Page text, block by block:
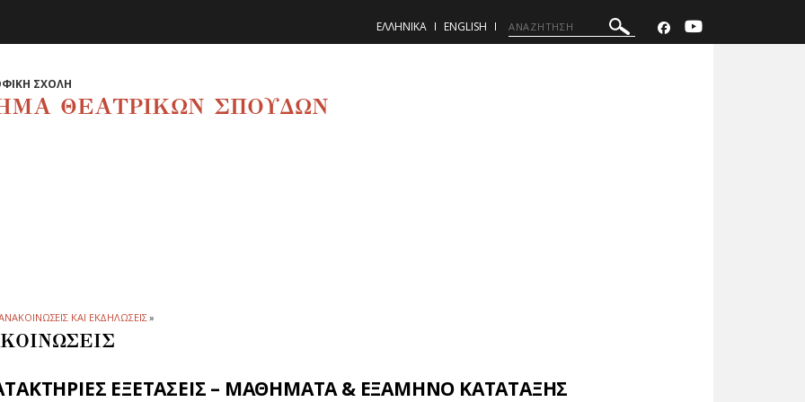
ΕΛΛΗΝΙΚΑ ENGLISH
ΣΧΟΛΗ
ΘΕΑΤΡΙΚΩΝ ΣΠΟΥΔΩΝ
ΚΑΙ ΕΚΔΗΛΩΣΕΙΣ»
ΕΞΕΤΑΣΕΙΣ – ΜΑΘΗΜΑΤΑ & ΕΞΑΜΗΝΟ ΚΑΤΑΤΑΞΗΣ